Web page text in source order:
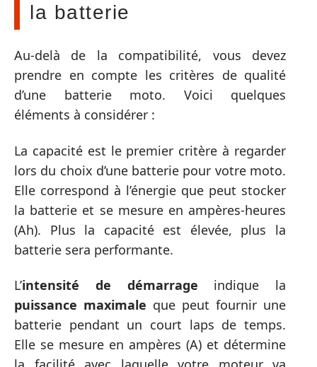
la batterie
Au-delà de la compatibilité, vous devez
prendre en compte les critères de qualité
d’une batterie moto. Voici quelques
éléments à considérer :
La capacité est le premier critère à regarder
lors du choix d’une batterie pour votre moto.
Elle correspond à l’énergie que peut stocker
la batterie et se mesure en ampères-heures
(Ah). Plus la capacité est élevée, plus la
batterie sera performante.
L’intensité de démarrage indique la
puissance maximale que peut fournir une
batterie pendant un court laps de temps.
Elle se mesure en ampères (A) et détermine